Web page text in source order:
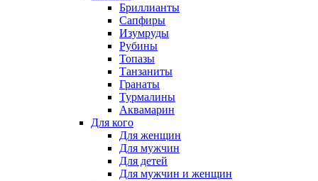
Бриллианты
Сапфиры
Изумруды
Рубины
Топазы
Танзаниты
Гранаты
Турмалины
Аквамарин
Для кого
Для женщин
Для мужчин
Для детей
Для мужчин и женщин